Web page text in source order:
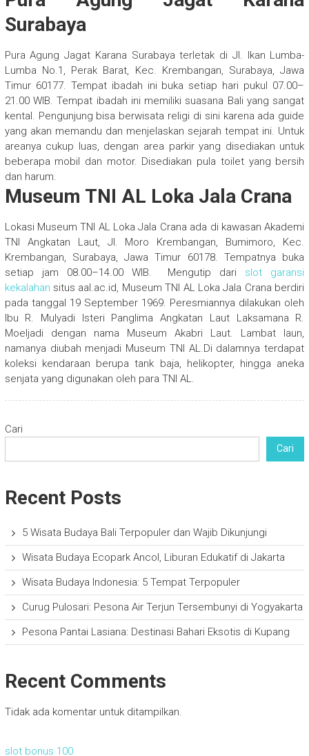
Surabaya
Pura Agung Jagat Karana Surabaya terletak di Jl. Ikan Lumba-
Lumba No.1, Perak Barat, Kec. Krembangan, Surabaya, Jawa
Timur 60177. Tempat ibadah ini buka setiap hari pukul 07.00–
21.00 WIB.Tempat ibadah ini memiliki suasana Bali yang sangat
kental. Pengunjung bisa berwisata religi di sini karena ada guide
yang akan memandu dan menjelaskan sejarah tempat ini. Untuk
areanya cukup luas, dengan area parkir yang disediakan untuk
beberapa mobil dan motor. Disediakan pula toilet yang bersih
dan harum.
Museum TNI AL Loka Jala Crana
Lokasi Museum TNI AL Loka Jala Crana ada di kawasan Akademi
TNI Angkatan Laut, Jl. Moro Krembangan, Bumimoro, Kec.
Krembangan, Surabaya, Jawa Timur 60178. Tempatnya buka
setiap jam 08.00–14.00 WIB. Mengutip dari slot garansi
kekalahan situs aal.ac.id, Museum TNI AL Loka Jala Crana berdiri
pada tanggal 19 September 1969. Peresmiannya dilakukan oleh
Ibu R. Mulyadi Isteri Panglima Angkatan Laut Laksamana R.
Moeljadi dengan nama Museum Akabri Laut. Lambat laun,
namanya diubah menjadi Museum TNI AL.Di dalamnya terdapat
koleksi kendaraan berupa tank baja, helikopter, hingga aneka
senjata yang digunakan oleh para TNI AL.
Cari
Cari
Recent Posts
5 Wisata Budaya Bali Terpopuler dan Wajib Dikunjungi
Wisata Budaya Ecopark Ancol, Liburan Edukatif di Jakarta
Wisata Budaya Indonesia: 5 Tempat Terpopuler
Curug Pulosari: Pesona Air Terjun Tersembunyi di Yogyakarta
Pesona Pantai Lasiana: Destinasi Bahari Eksotis di Kupang
Recent Comments
Tidak ada komentar untuk ditampilkan.
slot bonus 100